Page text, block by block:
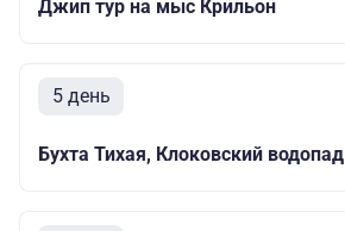
Джип тур на мыс Крильон
5 день
Бухта Тихая, Клоковский водопад